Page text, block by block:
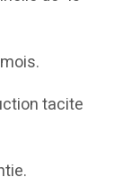
tacite